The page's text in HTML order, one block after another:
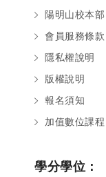
陽明山校本部
會員服務條款
隱私權說明
版權說明
報名須知
加值數位課程
學分學位：